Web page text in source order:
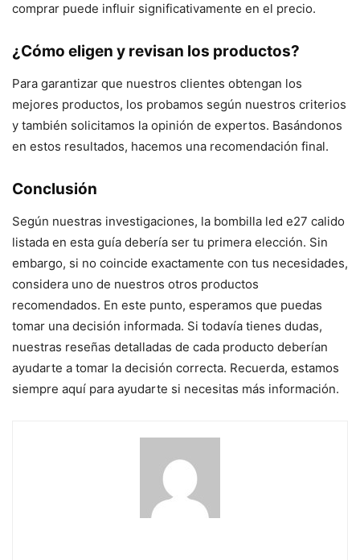
comprar puede influir significativamente en el precio.
¿Cómo eligen y revisan los productos?
Para garantizar que nuestros clientes obtengan los
mejores productos, los probamos según nuestros criterios
y también solicitamos la opinión de expertos. Basándonos
en estos resultados, hacemos una recomendación final.
Conclusión
Según nuestras investigaciones, la bombilla led e27 calido
listada en esta guía debería ser tu primera elección. Sin
embargo, si no coincide exactamente con tus necesidades,
considera uno de nuestros otros productos
recomendados. En este punto, esperamos que puedas
tomar una decisión informada. Si todavía tienes dudas,
nuestras reseñas detalladas de cada producto deberían
ayudarte a tomar la decisión correcta. Recuerda, estamos
siempre aquí para ayudarte si necesitas más información.